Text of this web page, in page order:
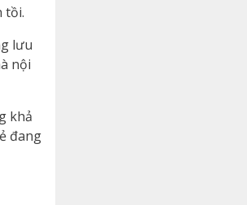
tồi.
lưu
nội
khả
đang